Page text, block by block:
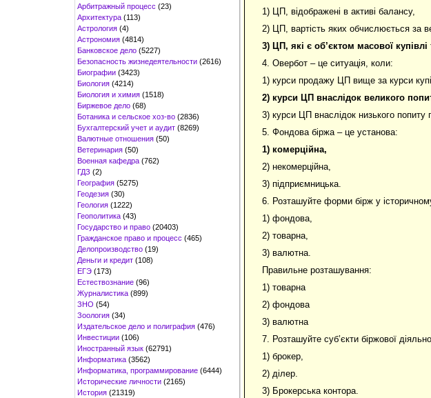
Арбитражный процесс (23)
Архитектура (113)
Астрология (4)
Астрономия (4814)
Банковское дело (5227)
Безопасность жизнедеятельности (2616)
Биографии (3423)
Биология (4214)
Биология и химия (1518)
Биржевое дело (68)
Ботаника и сельское хоз-во (2836)
Бухгалтерский учет и аудит (8269)
Валютные отношения (50)
Ветеринария (50)
Военная кафедра (762)
ГДЗ (2)
География (5275)
Геодезия (30)
Геология (1222)
Геополитика (43)
Государство и право (20403)
Гражданское право и процесс (465)
Делопроизводство (19)
Деньги и кредит (108)
ЕГЭ (173)
Естествознание (96)
Журналистика (899)
ЗНО (54)
Зоология (34)
Издательское дело и полиграфия (476)
Инвестиции (106)
Иностранный язык (62791)
Информатика (3562)
Информатика, программирование (6444)
Исторические личности (2165)
История (21319)
1) ЦП, відображені в активі балансу,
2) ЦП, вартість яких обчислюється за
3) ЦП, які є об’єктом масової
4. Овербот – це ситуація, коли:
1) курси продажу ЦП вище за курси
2) курси ЦП внаслідок великого
3) курси ЦП внаслідок низького
5. Фондова біржа – це установа:
1) комерційна,
2) некомерційна,
3) підприємницька.
6. Розташуйте форми бірж у
1) фондова,
2) товарна,
3) валютна.
Правильне розташування:
1) товарна
2) фондова
3) валютна
7. Розташуйте суб’єкти біржової
1) брокер,
2) ділер.
3) Брокерська контора.